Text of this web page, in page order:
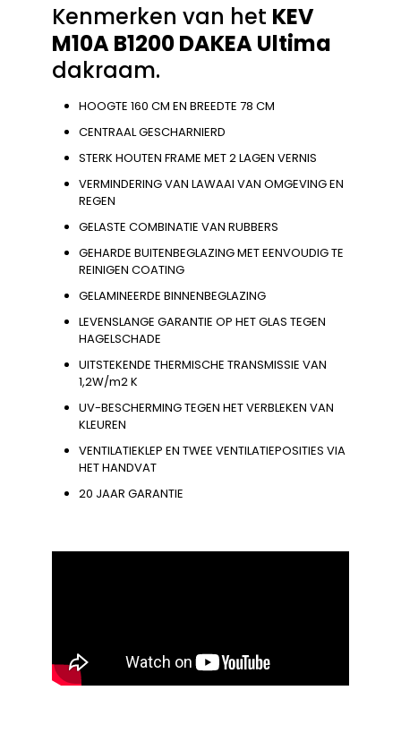
Kenmerken van het KEV
M10A B1200DAKEA Ultima
dakraam.
HOOGTE 160 CM EN BREEDTE 78 CM
CENTRAAL GESCHARNIERD
STERK HOUTEN FRAME MET 2 LAGEN VERNIS
VERMINDERING VAN LAWAAI VAN OMGEVING EN
REGEN
GELASTE COMBINATIE VAN RUBBERS
GEHARDE BUITENBEGLAZING MET EENVOUDIG TE
REINIGEN COATING
GELAMINEERDE BINNENBEGLAZING
LEVENSLANGE GARANTIE OP HET GLAS TEGEN
HAGELSCHADE
UITSTEKENDE THERMISCHE TRANSMISSIE VAN
1,2W/m2 K
UV-BESCHERMING TEGEN HET VERBLEKEN VAN
KLEUREN
VENTILATIEKLEP EN TWEE VENTILATIEPOSITIES VIA
HET HANDVAT
20 JAAR GARANTIE